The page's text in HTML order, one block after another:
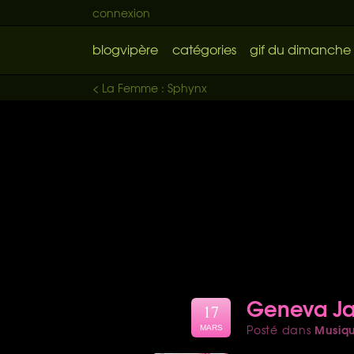
connexion
blogvipère catégories gif du dimanche
< La Femme : Sphynx
Geneva
Posté dans
17
MARS